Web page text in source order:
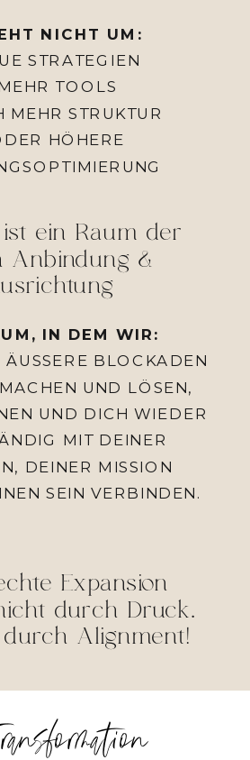
NICHT UM:
STRATEGIEN
TOOLS
MEHR STRUKTUR
HÖHERE
IN DEM WIR:
BLOCKADEN S
UND LÖSEN, R
UND DICH WIEDER V
MIT DEINER I
DEINER MISSION
SEIN VERBINDEN.
ein Raum der
Anbindung &
Expansion
durch Druck.
Alignment!